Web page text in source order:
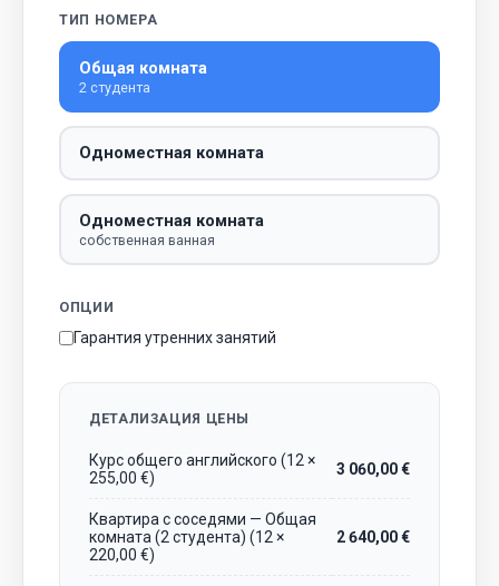
ТИП НОМЕРА
Общая комната
2 студента
Одноместная комната
Одноместная комната
собственная ванная
ОПЦИИ
Гарантия утренних занятий
ДЕТАЛИЗАЦИЯ ЦЕНЫ
Курс общего английского (12 ×
255,00 €)
3 060,00 €
Квартира с соседями — Общая
комната (2 студента) (12 ×
220,00 €)
2 640,00 €